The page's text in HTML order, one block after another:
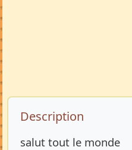
Description de
Description
salut tout le monde